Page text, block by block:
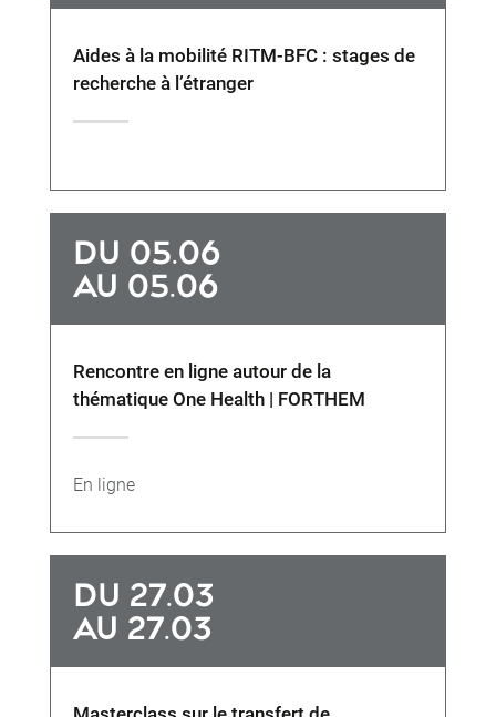
Aides à la mobilité RITM-BFC : stages de
recherche à l’étranger
DU 05.06
AU 05.06
Rencontre en ligne autour de la
thématique One Health | FORTHEM
En ligne
DU 27.03
AU 27.03